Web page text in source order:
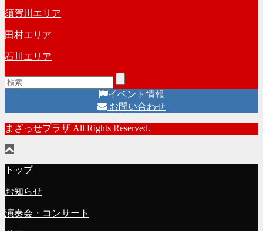
須賀川エリア
田村エリア
石川エリア
イベント情報
お問い合わせ
まざっせプラザ All Rights Reserved.
トップ
お知らせ
演奏会・コンサート